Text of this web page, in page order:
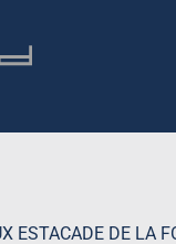
ESTACADE DE LA